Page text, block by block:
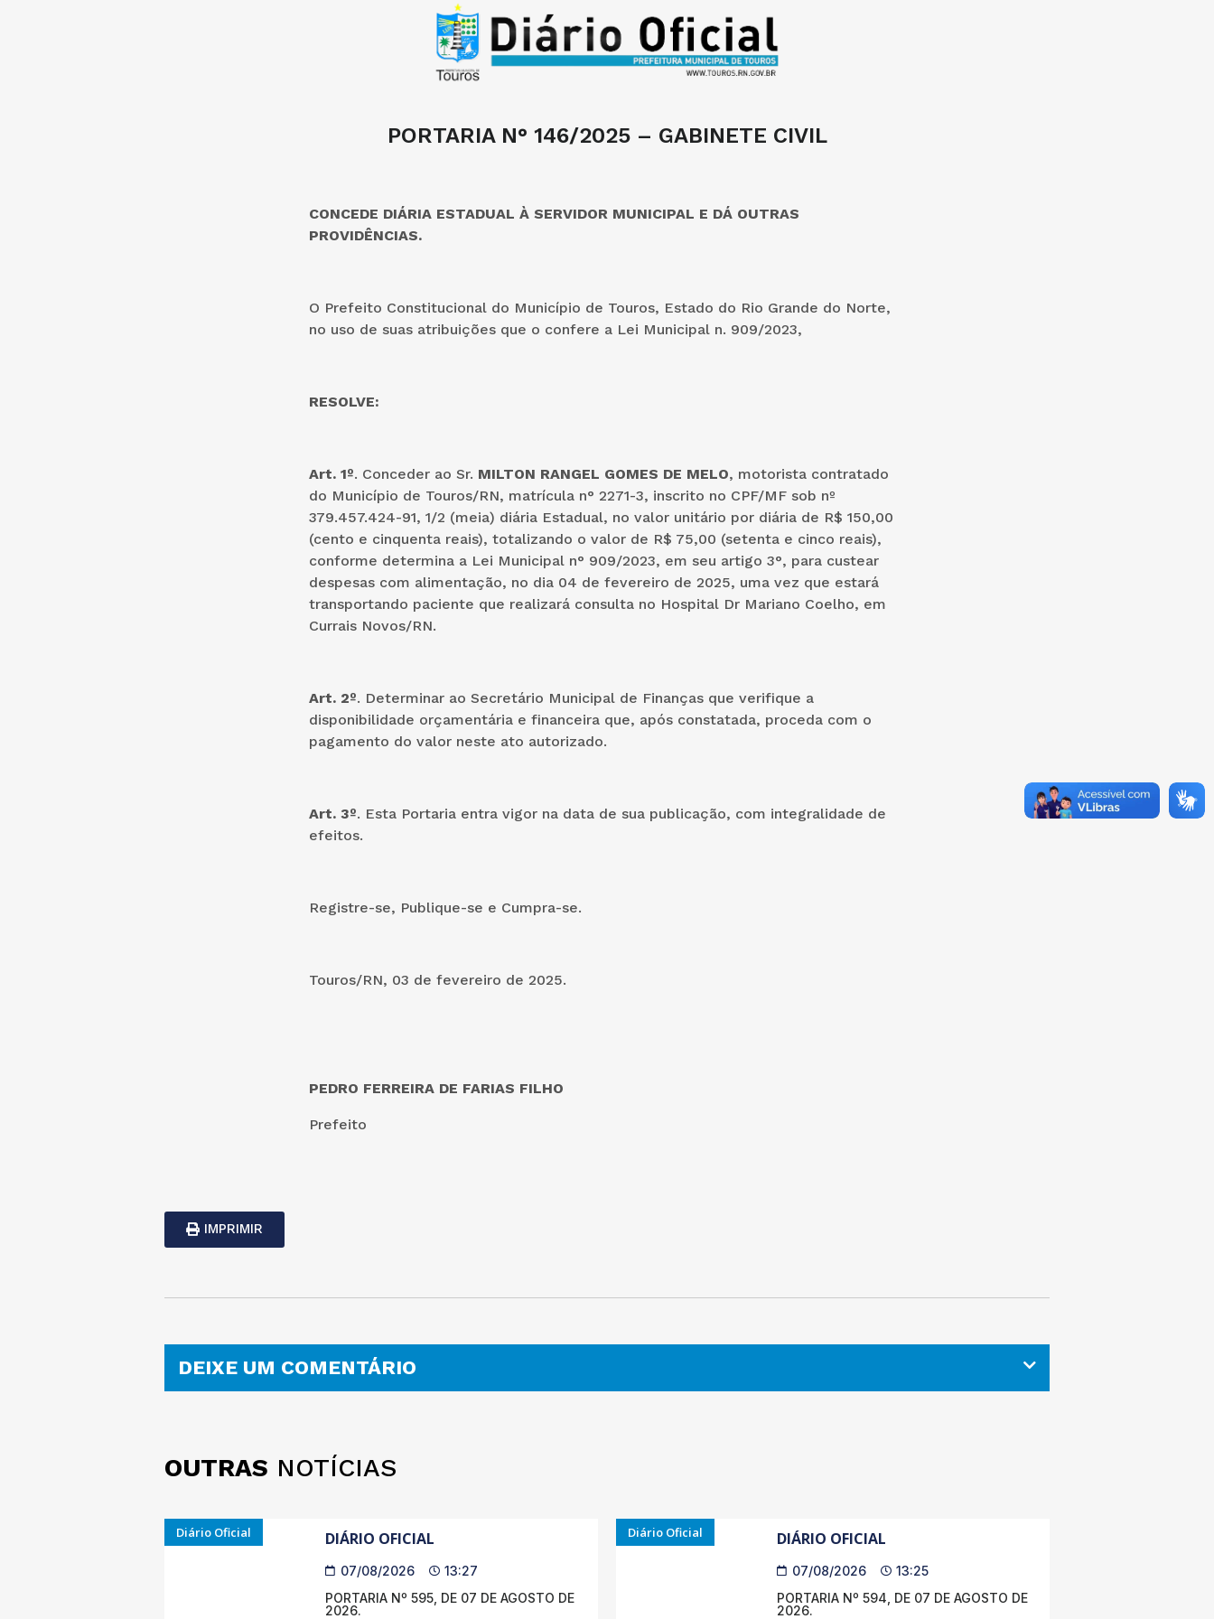
PORTARIA N° 146/2025 – GABINETE CIVIL
CONCEDE DIÁRIA ESTADUAL À SERVIDOR MUNICIPAL E DÁ OUTRAS
PROVIDÊNCIAS.
O Prefeito Constitucional do Município de Touros, Estado do Rio Grande do Norte,
no uso de suas atribuições que o confere a Lei Municipal n. 909/2023,
RESOLVE:
Art. 1º. Conceder ao Sr. MILTON RANGEL GOMES DE MELO, motorista contratado
do Município de Touros/RN, matrícula n° 2271-3, inscrito no CPF/MF sob nº
379.457.424-91, 1/2 (meia) diária Estadual, no valor unitário por diária de R$ 150,00
(cento e cinquenta reais), totalizando o valor de R$ 75,00 (setenta e cinco reais),
conforme determina a Lei Municipal n° 909/2023, em seu artigo 3°, para custear
despesas com alimentação, no dia 04 de fevereiro de 2025, uma vez que estará
transportando paciente que realizará consulta no Hospital Dr Mariano Coelho, em
Currais Novos/RN.
Art. 2º. Determinar ao Secretário Municipal de Finanças que verifique a
disponibilidade orçamentária e financeira que, após constatada, proceda com o
pagamento do valor neste ato autorizado.
Art. 3º. Esta Portaria entra vigor na data de sua publicação, com integralidade de
efeitos.
Registre-se, Publique-se e Cumpra-se.
Touros/RN, 03 de fevereiro de 2025.
PEDRO FERREIRA DE FARIAS FILHO
Prefeito
IMPRIMIR
DEIXE UM COMENTÁRIO
OUTRAS NOTÍCIAS
Diário Oficial DIÁRIO OFICIAL
07/08/2026
13:27
PORTARIA Nº 595, DE 07 DE AGOSTO DE
2026.
Diário Oficial DIÁRIO OFICIAL
07/08/2026
13:25
PORTARIA Nº 594, DE 07 DE AGOSTO DE
2026.